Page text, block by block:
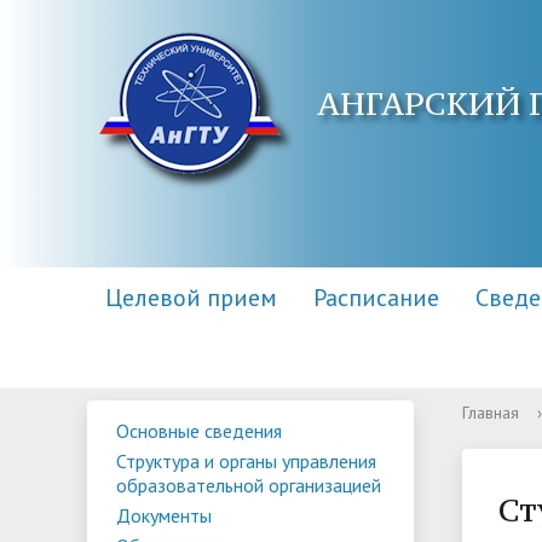
АНГАРСКИЙ
Целевой прием Расписание
Основные сведения
Контакты
Научная библиотека
Центр
Приемная комиссия
Для поступающих инвалидов
Основные сведения
Структура и органы управления
образовательной организацией
Документы
Главная ›